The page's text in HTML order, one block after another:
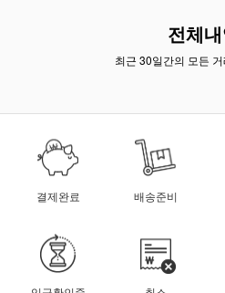
전체
최근 30일간의 모든
결제완료 배송준비